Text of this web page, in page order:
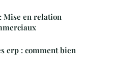
Mise en relation
erp : comment bien